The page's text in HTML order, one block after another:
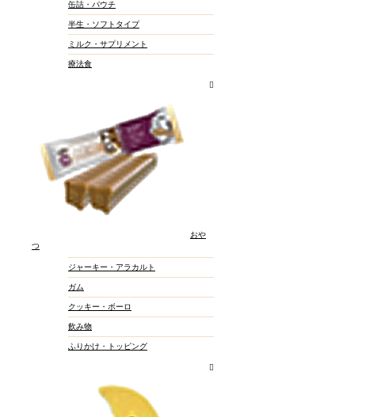
缶詰・パウチ
半生・ソフトタイプ
ミルク・サプリメント
療法食
おや
つ
ジャーキー・アラカルト
ガム
クッキー・ボーロ
飲み物
ふりかけ・トッピング